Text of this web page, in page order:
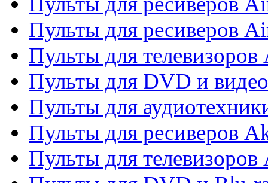
Пульты для ресиверов
Пульты для телевизоров
Пульты для DVD и
Пульты для
Пульты для ресиверов
Пульты для телевизоров